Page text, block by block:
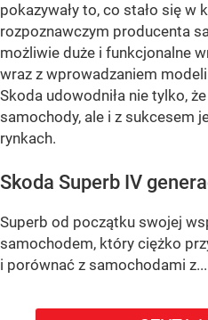
pokazywały to, co stało się w
rozpoznawczym producenta
możliwie duże i funkcjonalne
wraz z wprowadzaniem
Skoda udowodniła nie tylko,
samochody, ale i z sukcesem
rynkach.
Skoda Superb IV
Superb od początku swojej
samochodem, który ciężko
i porównać z samochodami z...